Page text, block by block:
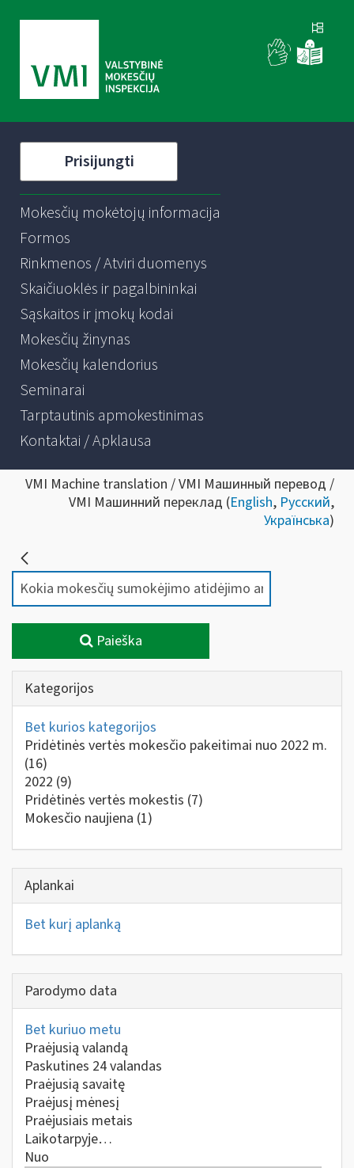
Prisijungti
Mokesčių mokėtojų informacija
Formos
Rinkmenos / Atviri duomenys
Skaičiuoklės ir pagalbininkai
Sąskaitos ir įmokų kodai
Mokesčių žinynas
Mokesčių kalendorius
Seminarai
Tarptautinis apmokestinimas
Kontaktai / Apklausa
VMI Machine translation / VMI Машинный перевод /
VMI Машинний переклад (English, Русский,
Українська)
Paieška
Kategorijos
Bet kurios kategorijos
Pridėtinės vertės mokesčio pakeitimai nuo 2022 m.
(16)
2022 (9)
Pridėtinės vertės mokestis (7)
Mokesčio naujiena (1)
Aplankai
Bet kurį aplanką
Parodymo data
Bet kuriuo metu
Praėjusią valandą
Paskutines 24 valandas
Praėjusią savaitę
Praėjusį mėnesį
Praėjusiais metais
Laikotarpyje…
Nuo